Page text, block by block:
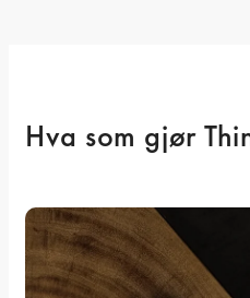
Hva som gjør